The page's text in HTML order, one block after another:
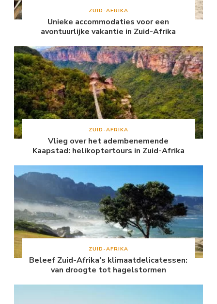
ZUID-AFRIKA
Unieke accommodaties voor een
avontuurlijke vakantie in Zuid-Afrika
ZUID-AFRIKA
Vlieg over het adembenemende
Kaapstad: helikoptertours in Zuid-Afrika
ZUID-AFRIKA
Beleef Zuid-Afrika’s klimaatdelicatessen:
van droogte tot hagelstormen